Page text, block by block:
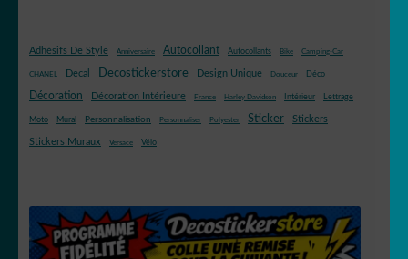
Adhésifs De Style Anniversaire Autocollant Autocollants Bike Camping-Car
CHANEL Decal Decostickerstore Design Unique Douceur Déco
Décoration Décoration Intérieure France Harley Davidson Intérieur Lettrage
Moto Mural Personnalisation Personnaliser Polyester Sticker Stickers
Stickers Muraux Versace Vélo